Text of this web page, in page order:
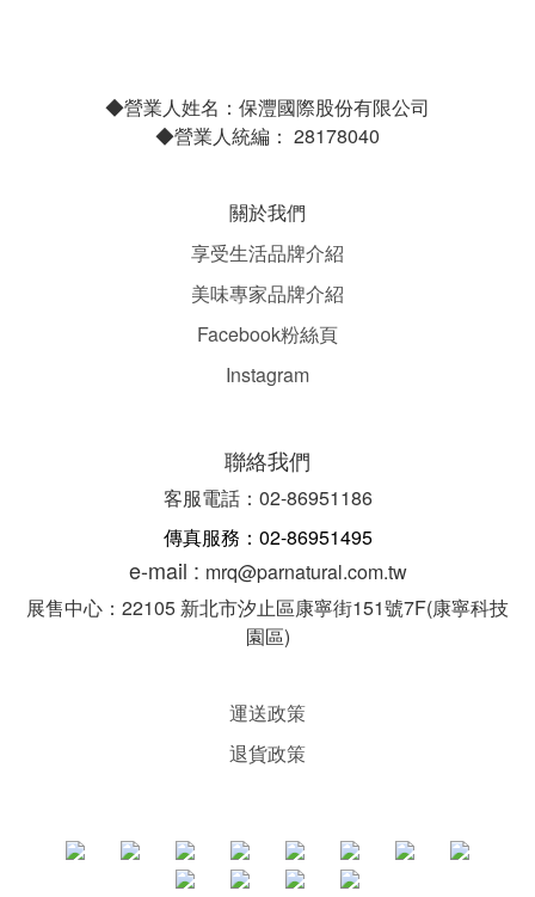
◆營業人姓名：保灃國際股份有限公司
◆營業人統編： 28178040
關於我們
享受生活品牌介紹
美味專家品牌介紹
Facebook粉絲頁
Instagram
聯絡我們
客服電話：02-86951186
傳真服務：02-86951495
e-mail : mrq@parnatural.com.tw
展售中心：22105 新北市汐止區康寧街151號7F(康寧科技
園區)
運送政策
退貨政策